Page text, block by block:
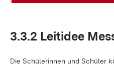
3.3.2 Leit­idee
Die Schü­le­rin­nen und Schü­ler